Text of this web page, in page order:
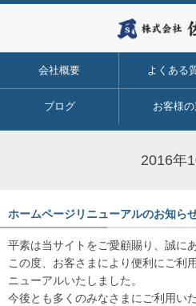
会社概要 よくある
ブログ お客様
2016年
ホームページリニューアルのお知ら
平素は当サイトをご愛顧賜り、誠に
この度、お客さまにより便利にご利
ニューアルいたしました。
今後とも多くのみなさまにご利用い